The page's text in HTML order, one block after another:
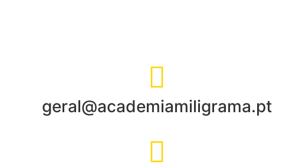
geral@academiamiligrama.pt